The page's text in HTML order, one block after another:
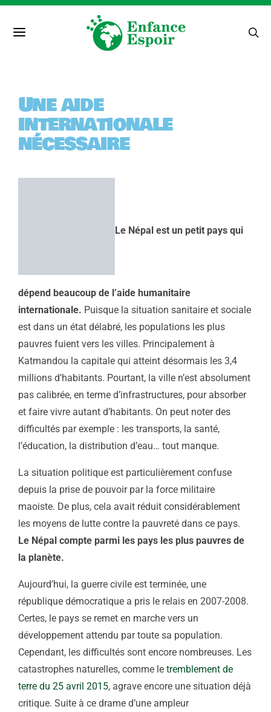
Une aide
internationale
nécessaire
Le Népal est un petit pays qui
dépend beaucoup de l’aide humanitaire
internationale. Puisque la situation sanitaire et sociale
est dans un état délabré, les populations les plus
pauvres fuient vers les villes. Principalement à
Katmandou la capitale qui atteint désormais les 3,4
millions d’habitants. Pourtant, la ville n’est absolument
pas calibrée, en terme d’infrastructures, pour absorber
et faire vivre autant d’habitants. On peut noter des
difficultés par exemple : les transports, la santé,
l’éducation, la distribution d’eau… tout manque.
La situation politique est particulièrement confuse
depuis la prise de pouvoir par la force militaire
maoiste. De plus, cela avait réduit considérablement
les moyens de lutte contre la pauvreté dans ce pays.
Le Népal compte parmi les pays les plus pauvres de
la planète.
Aujourd’hui, la guerre civile est terminée, une
république démocratique a pris le relais en 2007-2008.
Certes, le pays se remet en marche vers un
développement attendu par toute sa population.
Cependant, les difficultés sont encore nombreuses. Les
catastrophes naturelles, comme le tremblement de
terre du 25 avril 2015, agrave encore une situation déjà
critique. Suite à ce drame d’une ampleur